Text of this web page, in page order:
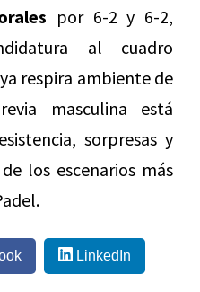
por 6-2 y 6-2,
al cuadro
respira ambiente de
masculina está
sorpresas y
los escenarios más
.
LinkedIn